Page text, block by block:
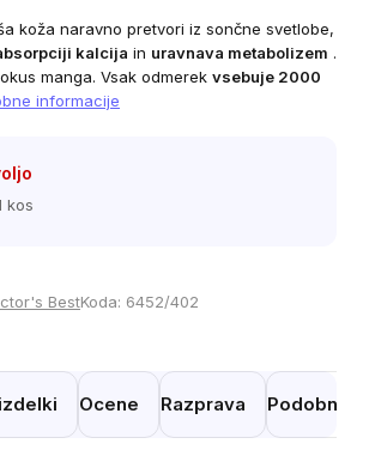
koža naravno pretvori iz sončne svetlobe,
kalcija in uravnava metabolizem .
manga. Vsak odmerek vsebuje 2000
informacije
kos
BestKoda: 6452/402
Ocene Razprava Podobni